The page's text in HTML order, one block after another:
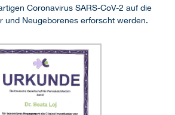
Coronavirus SARS-CoV-2 auf die
und Neugeborenes erforscht werden.